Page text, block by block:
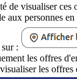
de visualiser ces
aux personnes
:
les offres
les offres